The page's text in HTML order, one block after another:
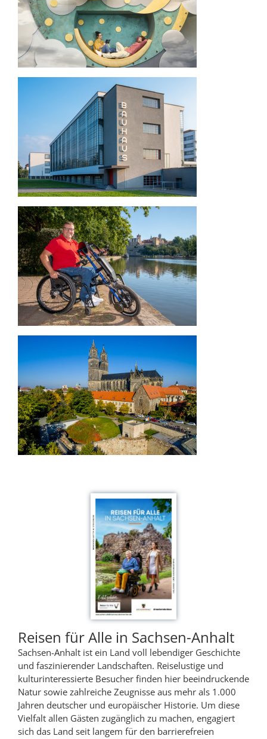
Reisen für Alle in Sachsen-Anhalt
Sachsen-Anhalt ist ein Land voll lebendiger Geschichte
und faszinierender Landschaften. Reiselustige und
kulturinteressierte Besucher finden hier beeindruckende
Natur sowie zahlreiche Zeugnisse aus mehr als 1.000
Jahren deutscher und europäischer Historie. Um diese
Vielfalt allen Gästen zugänglich zu machen, engagiert
sich das Land seit langem für den barrierefreien